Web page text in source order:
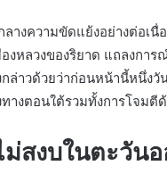
างความขัดแย้งอย่างต่อเ
งหลวงของริยาด แถลงกา
กล่าวด้วยว่าก่อนหน้านี้หนึ่ง
างตอนใต้รวมทั้งการโจมตี
สงบในตะวัน